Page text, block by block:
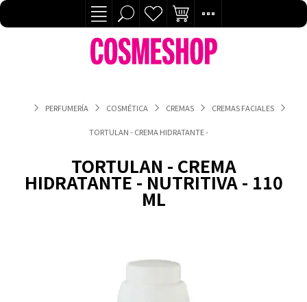
PERFUMERÍA COSMÉTICA CREMAS CREMAS FACIALES
TORTULAN - CREMA HIDRATANTE - NUTRITIVA - 110 ML
TORTULAN - CREMA
HIDRATANTE - NUTRITIVA - 110
ML